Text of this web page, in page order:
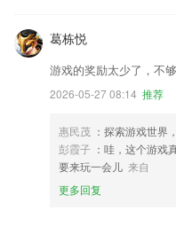
葛栋悦
游戏的奖励太少了，不
2026-05-27 08:14 推荐
惠民茂 ：探索游戏世界
彭霞子 ：哇，这个游戏
要来玩一会儿 来自
更多回复